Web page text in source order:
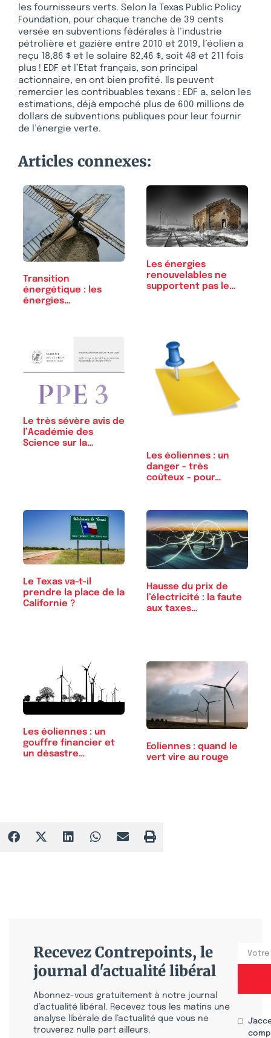
les fournisseurs verts. Selon la Texas Public Policy
Foundation, pour chaque tranche de 39 cents
versée en subventions fédérales à l’industrie
pétrolière et gazière entre 2010 et 2019, l’éolien a
reçu 18,86 $ et le solaire 82,46 $, soit 48 et 211 fois
plus ! EDF et l’Etat français, son principal
actionnaire, en ont bien profité. Ils peuvent
remercier les contribuables texans : EDF a, selon les
estimations, déjà empoché plus de 600 millions de
dollars de subventions publiques pour leur fournir
de l’énergie verte.
Articles connexes:
Transition
énergétique : les
énergies
Les énergies
renouvelables ne
supportent pas le…
Le très sévère avis de
l’Académie des
Science sur la…
Les éoliennes : un
danger - très
coûteux - pour…
Le Texas va-t-il
prendre la place de la
Californie ?
Hausse du prix de
l’électricité : la faute
aux taxes…
Les éoliennes : un
gouffre financier et
un désastre…
Eoliennes : quand le
vert vire au rouge
Recevez Contrepoints, le
journal d'actualité libéral
Abonnez-vous gratuitement à notre journal
d’actualité libéral. Recevez tous les matins une
analyse libérale de l’actualité que vous ne
trouverez nulle part ailleurs.